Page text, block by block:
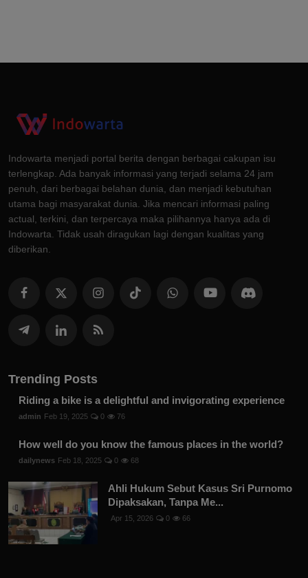
Indowarta menjadi portal berita dengan berbagai cakupan isu
terlengkap. Ada banyak informasi yang terjadi selama 24 jam
penuh, dari berbagai belahan dunia, dan menjadi kebutuhan
utama bagi masyarakat dunia. Jika mencari informasi paling
actual, terkini, dan terpercaya maka pilihannya hanya ada di
Indowarta. Tidak usah diragukan lagi dengan kualitas yang
diberikan.
Trending Posts
Riding a bike is a delightful and invigorating experience
admin Feb 19, 2025 0 76
How well do you know the famous places in the world?
dailynews Feb 18, 2025 0 68
Ahli Hukum Sebut Kasus Sri Purnomo
Dipaksakan, Tanpa Me...
Apr 15, 2026 0 66